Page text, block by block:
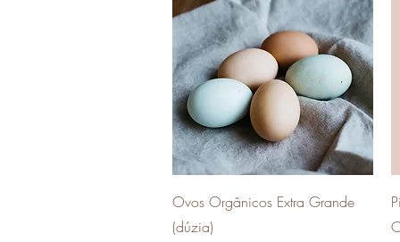
Visualização rápida
Ovos Orgânicos Extra Grande
(dúzia)